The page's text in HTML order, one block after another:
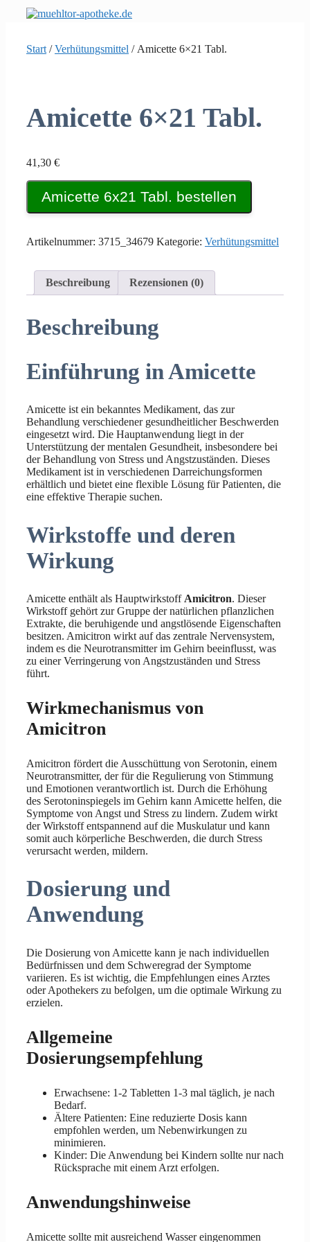
Start /Verhütungsmittel / Amicette 6×21 Tabl.
Amicette 6×21 Tabl.
41,30 €
Amicette 6x21 Tabl. bestellen
Artikelnummer: 3715_34679 Kategorie: Verhütungsmittel
Beschreibung Rezensionen (0)
Beschreibung
Einführung in Amicette
Amicette ist ein bekanntes Medikament, das zur
Behandlung verschiedener gesundheitlicher Beschwerden
eingesetzt wird. Die Hauptanwendung liegt in der
Unterstützung der mentalen Gesundheit, insbesondere bei
der Behandlung von Stress und Angstzuständen. Dieses
Medikament ist in verschiedenen Darreichungsformen
erhältlich und bietet eine flexible Lösung für Patienten, die
eine effektive Therapie suchen.
Wirkstoffe und deren
Wirkung
Amicette enthält als Hauptwirkstoff Amicitron. Dieser
Wirkstoff gehört zur Gruppe der natürlichen pflanzlichen
Extrakte, die beruhigende und angstlösende Eigenschaften
besitzen. Amicitron wirkt auf das zentrale Nervensystem,
indem es die Neurotransmitter im Gehirn beeinflusst, was
zu einer Verringerung von Angstzuständen und Stress
führt.
Wirkmechanismus von
Amicitron
Amicitron fördert die Ausschüttung von Serotonin, einem
Neurotransmitter, der für die Regulierung von Stimmung
und Emotionen verantwortlich ist. Durch die Erhöhung
des Serotoninspiegels im Gehirn kann Amicette helfen, die
Symptome von Angst und Stress zu lindern. Zudem wirkt
der Wirkstoff entspannend auf die Muskulatur und kann
somit auch körperliche Beschwerden, die durch Stress
verursacht werden, mildern.
Dosierung und
Anwendung
Die Dosierung von Amicette kann je nach individuellen
Bedürfnissen und dem Schweregrad der Symptome
variieren. Es ist wichtig, die Empfehlungen eines Arztes
oder Apothekers zu befolgen, um die optimale Wirkung zu
erzielen.
Allgemeine
Dosierungsempfehlung
Erwachsene: 1-2 Tabletten 1-3 mal täglich, je nach
Bedarf.
Ältere Patienten: Eine reduzierte Dosis kann
empfohlen werden, um Nebenwirkungen zu
minimieren.
Kinder: Die Anwendung bei Kindern sollte nur nach
Rücksprache mit einem Arzt erfolgen.
Anwendungshinweise
Amicette sollte mit ausreichend Wasser eingenommen